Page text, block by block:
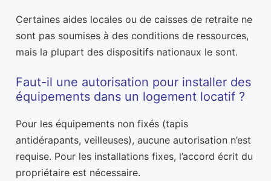
Certaines aides locales ou de caisses de retraite ne
sont pas soumises à des conditions de ressources,
mais la plupart des dispositifs nationaux le sont.
Faut-il une autorisation pour installer des
équipements dans un logement locatif ?
Pour les équipements non fixés (tapis
antidérapants, veilleuses), aucune autorisation n’est
requise. Pour les installations fixes, l’accord écrit du
propriétaire est nécessaire.